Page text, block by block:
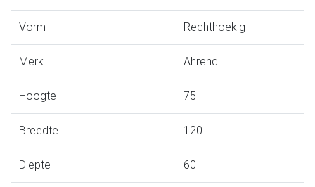
Vorm Rechthoekig
Merk Ahrend
Hoogte 75
Breedte 120
Diepte 60